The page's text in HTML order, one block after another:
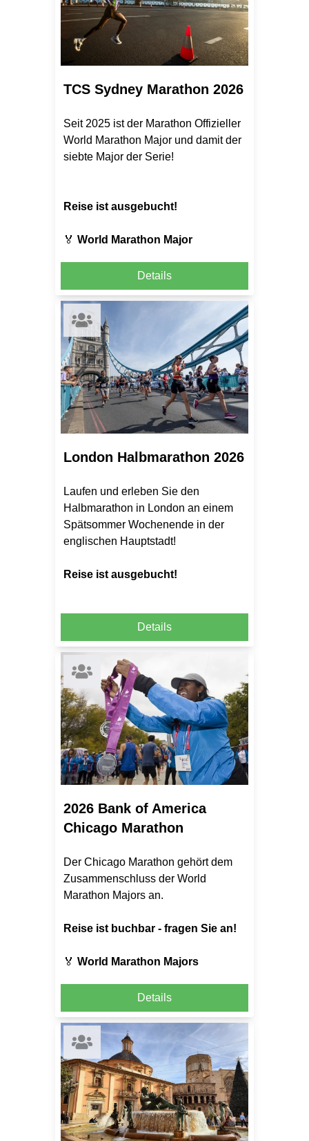
TCS Sydney Marathon 2026
Seit 2025 ist der Marathon Offizieller
World Marathon Major und damit der
siebte Major der Serie!
Reise ist ausgebucht!
🏅 World Marathon Major
Details
London Halbmarathon 2026
Laufen und erleben Sie den
Halbmarathon in London an einem
Spätsommer Wochenende in der
englischen Hauptstadt!
Reise ist ausgebucht!
Details
2026 Bank of America
Chicago Marathon
Der Chicago Marathon gehört dem
Zusammenschluss der World
Marathon Majors an.
Reise ist buchbar - fragen Sie an!
🏅 World Marathon Majors
Details